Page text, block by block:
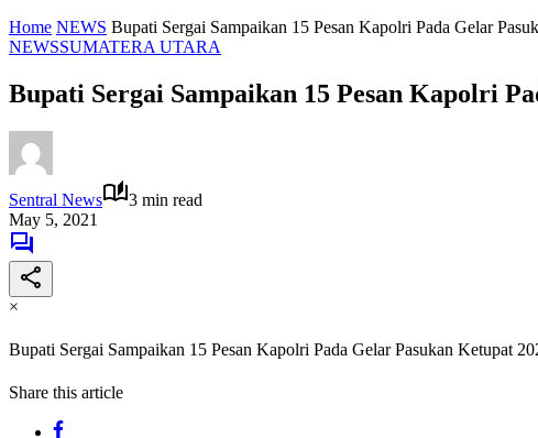
Home NEWS Bupati Sergai Sampaikan 15 Pesan Kapolri Pada Gelar
NEWSSUMATERA UTARA
Bupati Sergai Sampaikan 15 Pesan Kapolri
Sentral News
3 min read
May 5, 2021
×
Bupati Sergai Sampaikan 15 Pesan Kapolri Pada Gelar Pasukan Ketupat
Share this article